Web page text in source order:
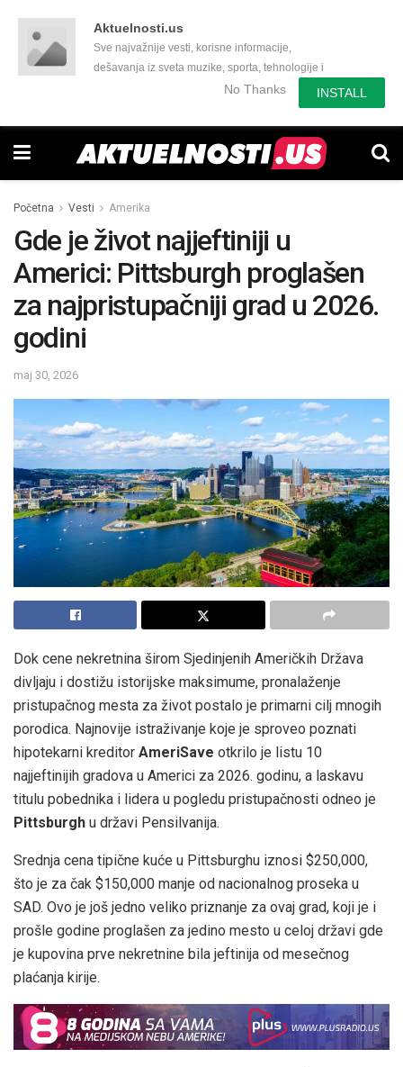
Aktuelnosti.us
Sve najvažnije vesti, korisne informacije,
dešavanja iz sveta muzike, sporta, tehnologije i
još mnogo toga zanimljivog.No Thanks INSTALL
Početna Vesti Amerika
Gde je život najjeftiniji u
Americi: Pittsburgh proglašen
za najpristupačniji grad u 2026.
godini
maj 30, 2026
Dok cene nekretnina širom Sjedinjenih Američkih Država
divljaju i dostižu istorijske maksimume, pronalaženje
pristupačnog mesta za život postalo je primarni cilj mnogih
porodica. Najnovije istraživanje koje je sproveo poznati
hipotekarni kreditor AmeriSave otkrilo je listu 10
najjeftinijih gradova u Americi za 2026. godinu, a laskavu
titulu pobednika i lidera u pogledu pristupačnosti odneo je
Pittsburgh u državi Pensilvanija.
Srednja cena tipične kuće u Pittsburghu iznosi $250,000,
što je za čak $150,000 manje od nacionalnog proseka u
SAD. Ovo je još jedno veliko priznanje za ovaj grad, koji je i
prošle godine proglašen za jedino mesto u celoj državi gde
je kupovina prve nekretnine bila jeftinija od mesečnog
plaćanja kirije.